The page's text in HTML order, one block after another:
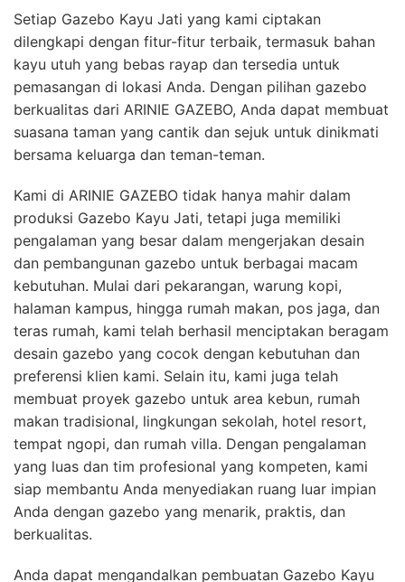
Setiap Gazebo Kayu Jati yang kami ciptakan
dilengkapi dengan fitur-fitur terbaik, termasuk bahan
kayu utuh yang bebas rayap dan tersedia untuk
pemasangan di lokasi Anda. Dengan pilihan gazebo
berkualitas dari ARINIE GAZEBO, Anda dapat membuat
suasana taman yang cantik dan sejuk untuk dinikmati
bersama keluarga dan teman-teman.
Kami di ARINIE GAZEBO tidak hanya mahir dalam
produksi Gazebo Kayu Jati, tetapi juga memiliki
pengalaman yang besar dalam mengerjakan desain
dan pembangunan gazebo untuk berbagai macam
kebutuhan. Mulai dari pekarangan, warung kopi,
halaman kampus, hingga rumah makan, pos jaga, dan
teras rumah, kami telah berhasil menciptakan beragam
desain gazebo yang cocok dengan kebutuhan dan
preferensi klien kami. Selain itu, kami juga telah
membuat proyek gazebo untuk area kebun, rumah
makan tradisional, lingkungan sekolah, hotel resort,
tempat ngopi, dan rumah villa. Dengan pengalaman
yang luas dan tim profesional yang kompeten, kami
siap membantu Anda menyediakan ruang luar impian
Anda dengan gazebo yang menarik, praktis, dan
berkualitas.
Anda dapat mengandalkan pembuatan Gazebo Kayu